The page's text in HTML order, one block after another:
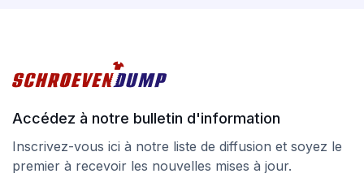
Accédez à notre bulletin d'information
Inscrivez-vous ici à notre liste de diffusion et soyez le
premier à recevoir les nouvelles mises à jour.